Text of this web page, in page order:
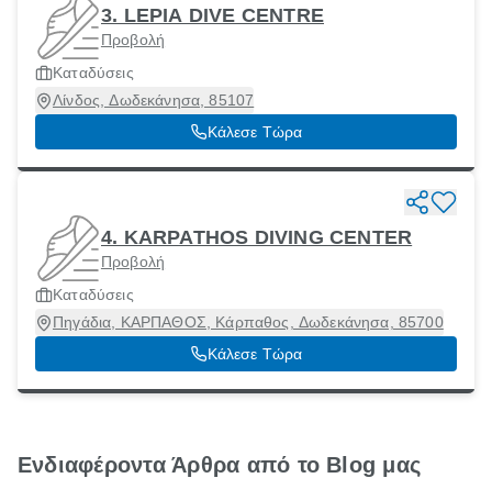
3. LEPIA DIVE CENTRE
Προβολή
Καταδύσεις
Λίνδος, Δωδεκάνησα, 85107
Κάλεσε Τώρα
4. KARPATHOS DIVING CENTER
Προβολή
Καταδύσεις
Πηγάδια, ΚΑΡΠΑΘΟΣ, Κάρπαθος, Δωδεκάνησα, 85700
Κάλεσε Τώρα
Ενδιαφέροντα Άρθρα από το Blog μας